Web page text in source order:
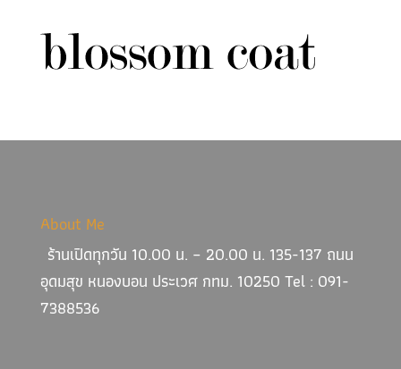
About Me
ร้านเปิดทุกวัน 10.00 น. – 20.00 น. 135-137 ถนน
อุดมสุข หนองบอน ประเวศ กทม. 10250 Tel : 091-
7388536